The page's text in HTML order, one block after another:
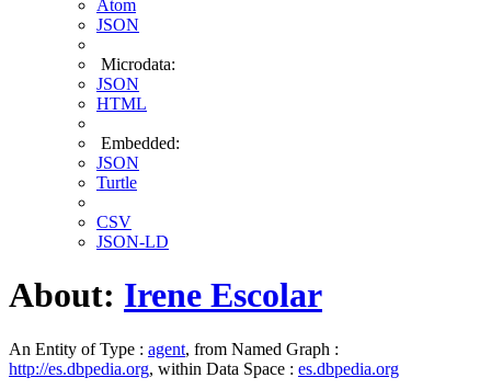
Atom
JSON
Microdata:
JSON
HTML
Embedded:
JSON
Turtle
CSV
JSON-LD
About: Irene Escolar
An Entity of Type : agent, from Named Graph :
http://es.dbpedia.org, within Data Space : es.dbpedia.org